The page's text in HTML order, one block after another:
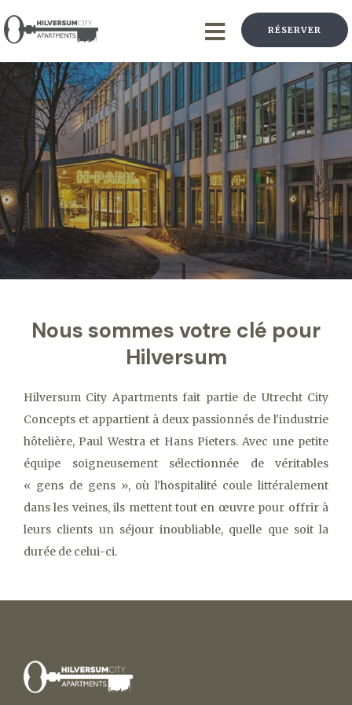
RÉSERVER
Nous sommes votre clé pour
Hilversum
Hilversum City Apartments fait partie de Utrecht City
Concepts et appartient à deux passionnés de l'industrie
hôtelière, Paul Westra et Hans Pieters. Avec une petite
équipe soigneusement sélectionnée de véritables
« gens de gens », où l'hospitalité coule littéralement
dans les veines, ils mettent tout en œuvre pour offrir à
leurs clients un séjour inoubliable, quelle que soit la
durée de celui-ci.